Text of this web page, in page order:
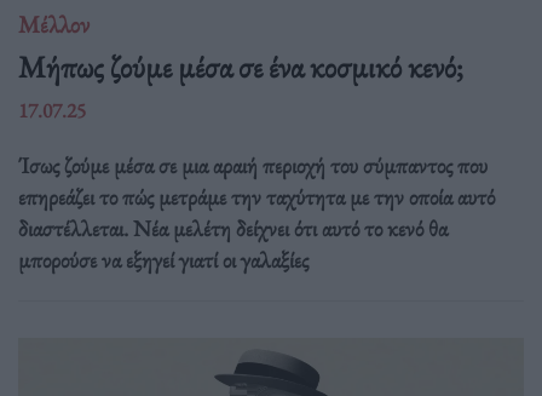
Μέλλον
Μήπως ζούμε μέσα σε ένα κοσμικό κενό;
17.07.25
Ίσως ζούμε μέσα σε μια αραιή περιοχή του σύμπαντος που
επηρεάζει το πώς μετράμε την ταχύτητα με την οποία αυτό
διαστέλλεται. Νέα μελέτη δείχνει ότι αυτό το κενό θα
μπορούσε να εξηγεί γιατί οι γαλαξίες